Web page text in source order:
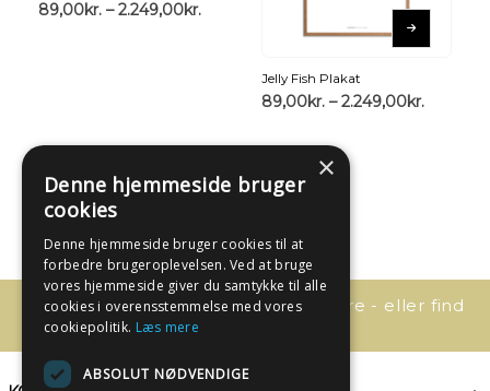
89,00kr. – 2.249,00kr.
Jelly Fish Plakat
89,00kr. – 2.249,00kr.
Har du spørgsmål, så kontakt os bare - eller find
svaret her:
×
Denne hjemmeside bruger
cookies
Denne hjemmeside bruger cookies til at
forbedre brugeroplevelsen. Ved at bruge
vores hjemmeside giver du samtykke til alle
cookies i overensstemmelse med vores
cookiepolitik. Læs mere
ABSOLUT NØDVENDIGE